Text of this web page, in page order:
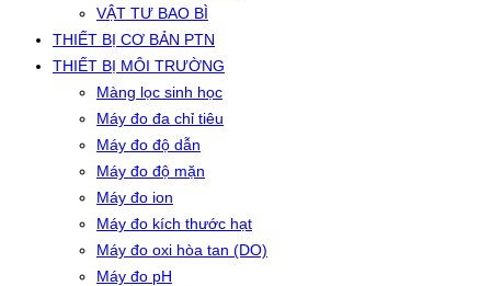
VẬT TƯ BAO BÌ
THIẾT BỊ CƠ BẢN PTN
THIẾT BỊ MÔI TRƯỜNG
Màng lọc sinh học
Máy đo đa chỉ tiêu
Máy đo độ dẫn
Máy đo độ mặn
Máy đo ion
Máy đo kích thước hạt
Máy đo oxi hòa tan (DO)
Máy đo pH